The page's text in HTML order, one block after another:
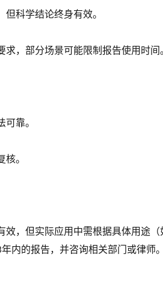
科学结论终身有效。
，部分场景可能限制报告使用时间。
靠。
。
，但实际应用中需根据具体用途（
内的报告，并咨询相关部门或律师。